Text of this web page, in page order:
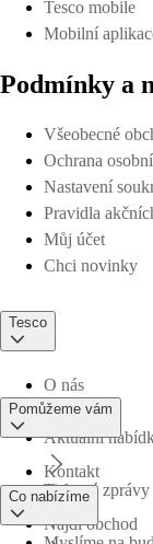
Tesco mobile
Mobilní
Podmínky a
Všeobecné
Ochrana
Nastavení
Pravidla
Můj účet
Chci novinky
Tesco
O nás
Aktuální
Tiskové zprávy
Pomůžeme vám
Kontakt
Najdi obchod
Co nabízíme